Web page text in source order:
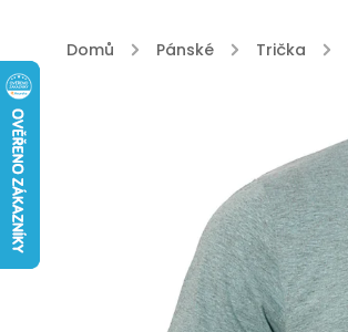
Domů / Pánské / Trička /